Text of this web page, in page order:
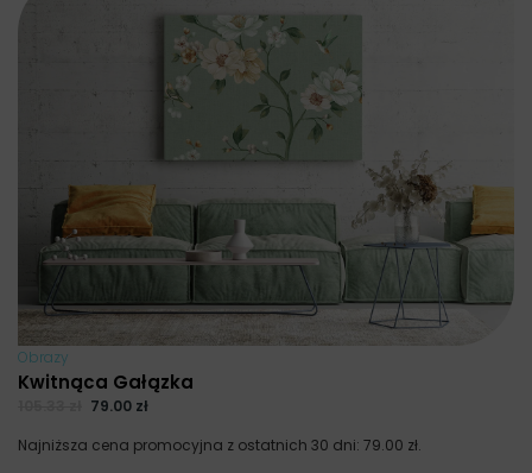
Obrazy
Kwitnąca Gałązka
79.00 zł
Najniższa cena promocyjna z ostatnich 30 dni: 79.00 zł.